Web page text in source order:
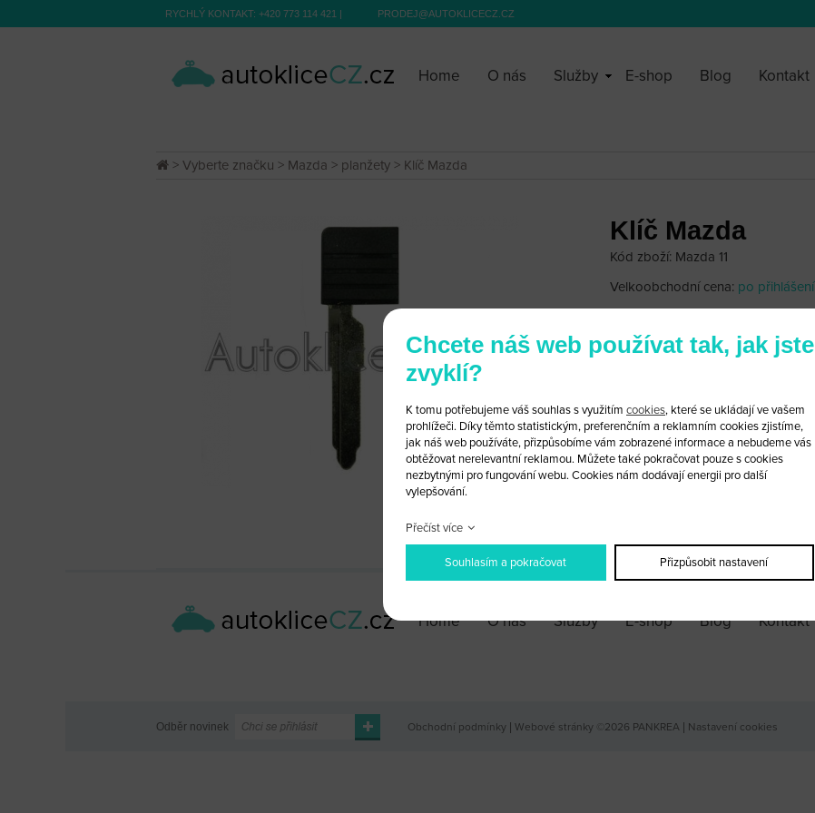
RYCHLÝ KONTAKT: +420 773 114 421 | PRODEJ@AUTOKLICECZ.CZ
Home O nás Služby E-shop Blog Kontakt
> Vyberte značku > Mazda > planžety > Klíč Mazda
Klíč Mazda
Kód zboží: Mazda 11
Velkoobchodní cena: po přihlášení
ks
Home O nás Služby E-shop Blog Kontakt
Odběr novinek Obchodní podmínky | Webové stránky ©2026 PANKREA | Nastavení cookies
Chcete náš web používat tak, jak jste
zvyklí?
K tomu potřebujeme váš souhlas s využitím cookies, které se ukládají ve vašem
prohlížeči. Díky těmto statistickým, preferenčním a reklamním cookies zjistíme,
jak náš web používáte, přizpůsobíme vám zobrazené informace a nebudeme vás
obtěžovat nerelevantní reklamou. Můžete také pokračovat pouze s cookies
nezbytnými pro fungování webu. Cookies nám dodávají energii pro další
vylepšování.
Přečíst více
Souhlasím a pokračovat Přizpůsobit nastavení